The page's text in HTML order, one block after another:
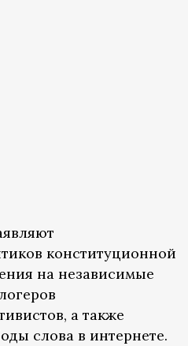
конституционной
на независимые
а также
слова в интернете.